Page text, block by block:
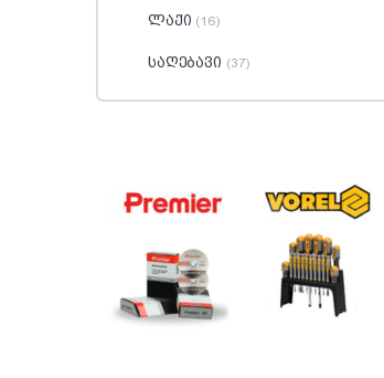
ლაქი (16)
საღებავი (37)